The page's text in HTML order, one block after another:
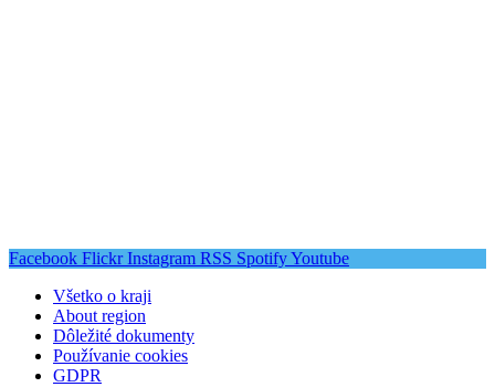
Facebook Flickr Instagram RSS SpotifyYoutube
Všetko o kraji
About region
Dôležité dokumenty
Používanie cookies
GDPR